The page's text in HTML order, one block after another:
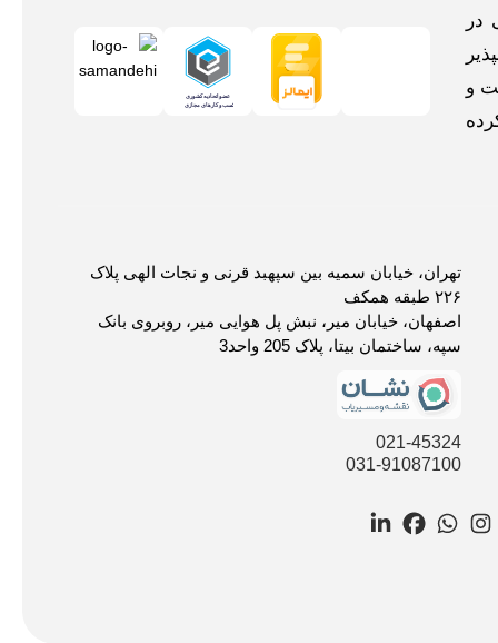
در
و
تهران، خیابان سمیه بین سپهبد قرنی و نجات الهی پلاک
۲۲۶ طبقه همکف
اصفهان، خیابان میر، نبش پل هوایی میر، روبروی بانک
سپه، ساختمان بیتا، پلاک 205 واحد3
021-45324
031-91087100
Instagram
WhatsApp
Facebook
LinkedIn